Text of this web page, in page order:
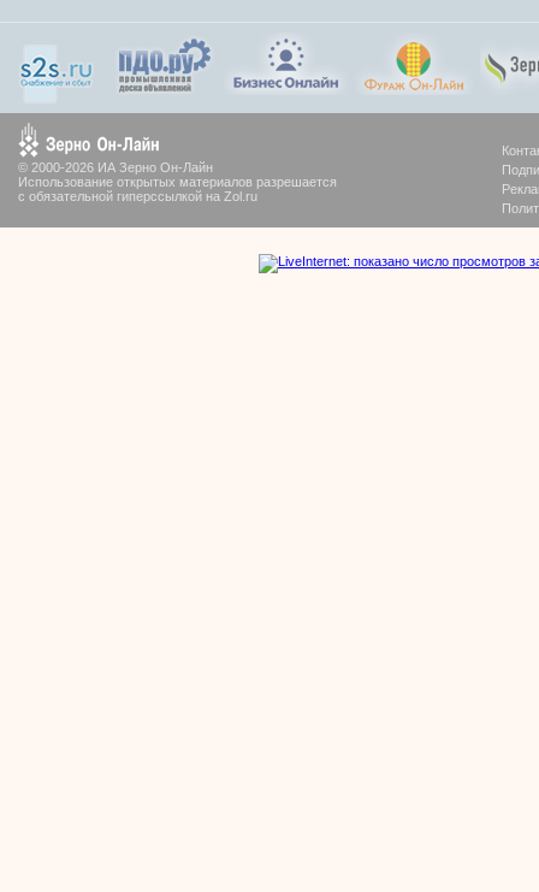
© 2000-2026 ИА Зерно Он-Лайн
Использование открытых материалов разрешается
с обязательной гиперссылкой на Zol.ru